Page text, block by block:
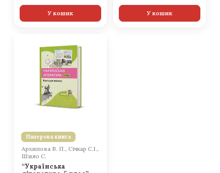
У кошик У кошик
Паперова книга
Архипова В. П., Січкар С.І.,
Шило С.
“Українська